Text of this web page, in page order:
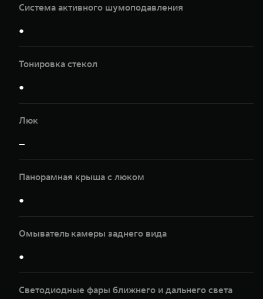
Система активного шумоподавления
●
Тонировка стекол
●
Люк
—
Панорамная крыша с люком
●
Омыватель камеры заднего вида
●
Светодиодные фары ближнего и дальнего света